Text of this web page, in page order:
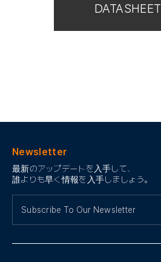
DATASHEET
Newsletter
最新のアップデートを入手して、
誰よりも早く情報を入手しましょう。